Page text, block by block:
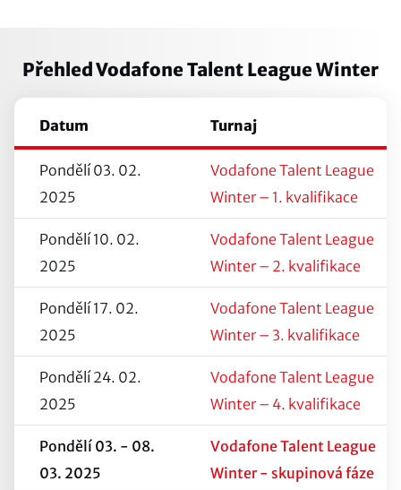
Přehled Vodafone Talent League Winter
Datum Turnaj
Pondělí 03. 02.
2025
Vodafone Talent League
Winter – 1. kvalifikace
Pondělí 10. 02.
2025
Vodafone Talent League
Winter – 2. kvalifikace
Pondělí 17. 02.
2025
Vodafone Talent League
Winter – 3. kvalifikace
Pondělí 24. 02.
2025
Vodafone Talent League
Winter – 4. kvalifikace
Pondělí 03. - 08.
03. 2025
Vodafone Talent League
Winter - skupinová fáze